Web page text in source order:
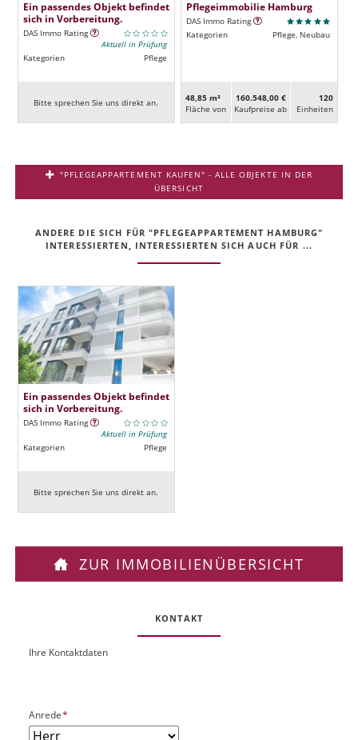
Ein passendes Objekt befindet
sich in Vorbereitung.
DAS Immo Rating
Aktuell in Prüfung
Kategorien
Pflege
Bitte sprechen Sie uns direkt an.
Pflegeimmobilie Hamburg
DAS Immo Rating
Kategorien
Pflege, Neubau
48,85 m²
Fläche von
160.548,00 €
Kaufpreise ab
120
Ein­heiten
"PFLEGEAPPARTEMENT KAUFEN" - ALLE OBJEKTE IN DER
ÜBERSICHT
ANDERE DIE SICH FÜR "PFLEGEAPPARTEMENT HAMBURG"
INTERESSIERTEN, INTERESSIERTEN SICH AUCH FÜR ...
Ein passendes Objekt befindet
sich in Vorbereitung.
DAS Immo Rating
Aktuell in Prüfung
Kategorien
Pflege
Bitte sprechen Sie uns direkt an.
ZUR IMMOBILIENÜBERSICHT
KONTAKT
O
k
UIhre Kontaktdaten
P
f
Anrede*